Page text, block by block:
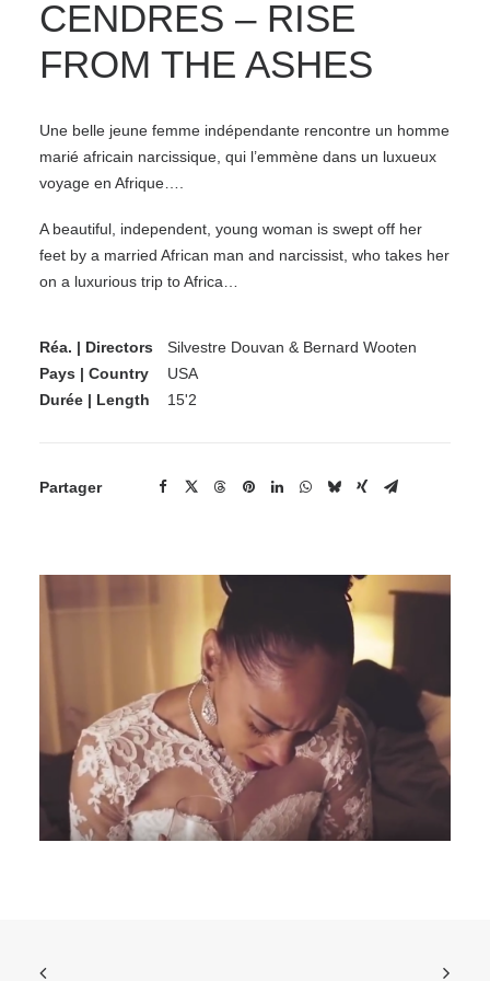
CENDRES – RISE
FROM THE ASHES
Une belle jeune femme indépendante rencontre un homme
marié africain narcissique, qui l’emmène dans un luxueux
voyage en Afrique….
A beautiful, independent, young woman is swept off her
feet by a married African man and narcissist, who takes her
on a luxurious trip to Africa…
Réa. | Directors
Silvestre Douvan & Bernard Wooten
Pays | Country
USA
Durée | Length
15'2
Partager